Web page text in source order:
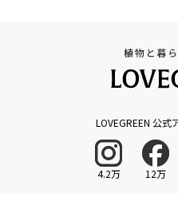
LOVEGREEN 公式
4.2万 12万